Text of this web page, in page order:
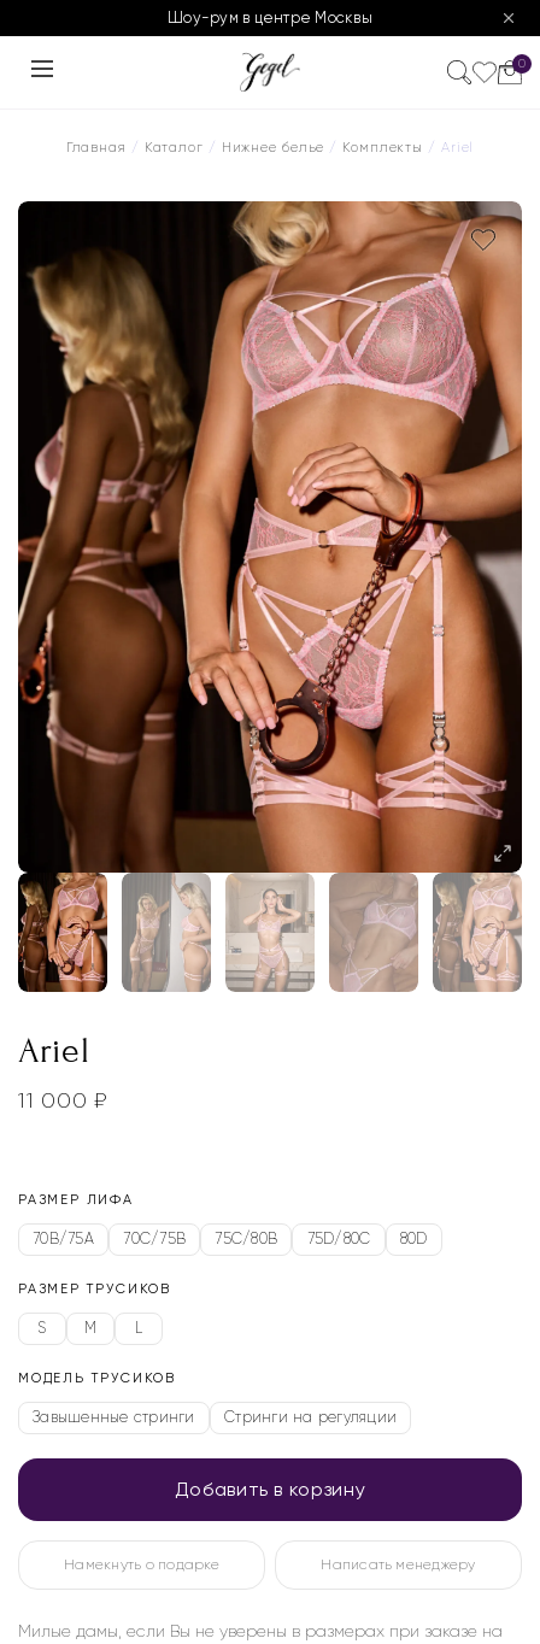
Шоу-рум в центре Москвы
0
Главная / Каталог / Нижнее белье / Комплекты / Ariel
Ariel
11 000₽
РАЗМЕР ЛИФА
70B/75A 70C/75B 75C/80B 75D/80C 80D
РАЗМЕР ТРУСИКОВ
S M L
МОДЕЛЬ ТРУСИКОВ
Завышенные стринги Стринги на регуляции
Добавить в корзину
Намекнуть о подарке Написать менеджеру
Милые дамы, если Вы не уверены в размерах при заказе на